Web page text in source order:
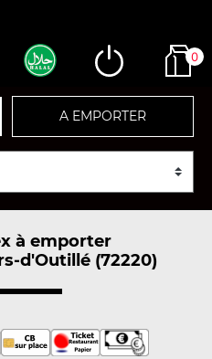
0
A EMPORTER
à emporter
d'Outillé (72220)